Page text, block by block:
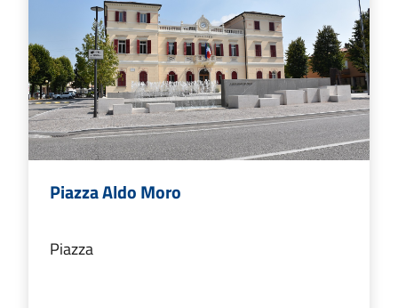
Piazza Aldo Moro
Piazza